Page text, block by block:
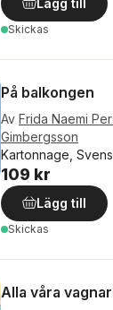
Lägg till
Skickas
På balkongen
Av Frida Naemi
Gimbergsson
Kartonnage,
109 kr
Lägg till
Skickas
Alla våra